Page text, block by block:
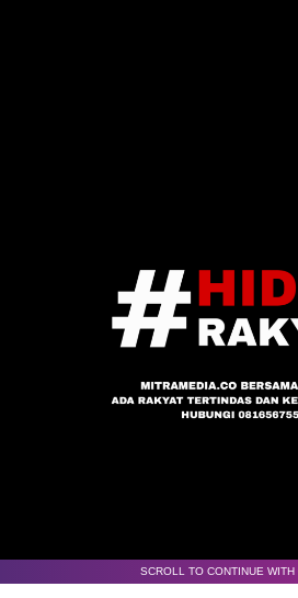
SCROLL TO CONTINUE WITH